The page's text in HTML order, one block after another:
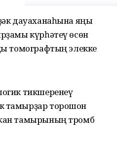
дауаханаһына яңы
күрһәтеү өсөн
томографтың элекке
тикшеренеү
тамырҙар торошон
тамырының тромб